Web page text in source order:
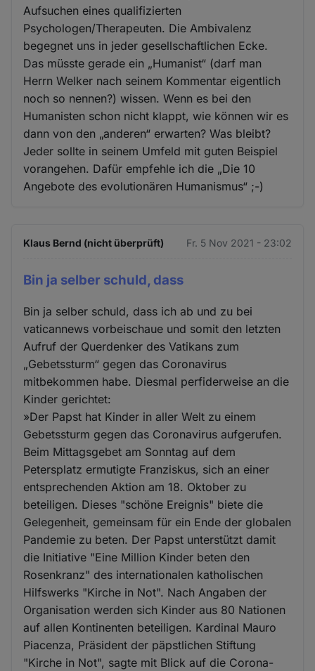
Aufsuchen eines qualifizierten
Psychologen/Therapeuten. Die Ambivalenz
begegnet uns in jeder gesellschaftlichen Ecke.
Das müsste gerade ein „Humanist“ (darf man
Herrn Welker nach seinem Kommentar eigentlich
noch so nennen?) wissen. Wenn es bei den
Humanisten schon nicht klappt, wie können wir es
dann von den „anderen“ erwarten? Was bleibt?
Jeder sollte in seinem Umfeld mit guten Beispiel
vorangehen. Dafür empfehle ich die „Die 10
Angebote des evolutionären Humanismus“ ;-)
Klaus Bernd (nicht überprüft) Fr. 5 Nov 2021 - 23:02
Bin ja selber schuld, dass
Bin ja selber schuld, dass ich ab und zu bei
vaticannews vorbeischaue und somit den letzten
Aufruf der Querdenker des Vatikans zum
„Gebetssturm“ gegen das Coronavirus
mitbekommen habe. Diesmal perfiderweise an die
Kinder gerichtet:
»Der Papst hat Kinder in aller Welt zu einem
Gebetssturm gegen das Coronavirus aufgerufen.
Beim Mittagsgebet am Sonntag auf dem
Petersplatz ermutigte Franziskus, sich an einer
entsprechenden Aktion am 18. Oktober zu
beteiligen. Dieses "schöne Ereignis" biete die
Gelegenheit, gemeinsam für ein Ende der globalen
Pandemie zu beten. Der Papst unterstützt damit
die Initiative "Eine Million Kinder beten den
Rosenkranz" des internationalen katholischen
Hilfswerks "Kirche in Not". Nach Angaben der
Organisation werden sich Kinder aus 80 Nationen
auf allen Kontinenten beteiligen. Kardinal Mauro
Piacenza, Präsident der päpstlichen Stiftung
"Kirche in Not", sagte mit Blick auf die Corona-